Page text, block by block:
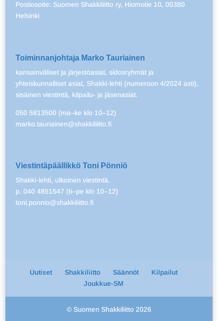
Postiosoite: Suomen Shakkiliitto ry, Hiomotie 10, 00380
Helsinki
Toiminnanjohtaja Marko Tauriainen
kansainväliset ja järjestöasiat, sidosryhmät ja
yhteiskunnalliset asiat, Shakki-lehti (numeroon 4/2024 asti),
sisäinen viestintä, kilpailu- ja jäsenasiat.
050 5813500 (ma–ke klo 10–12)
marko.tauriainen@shakkiliitto.fi
Viestintäpäällikkö Toni Pönniö
Shakki-lehti, ulkoinen viestintä.
p. 040 4851547 (ti–pe klo 10–12)
toni.ponnio@shakkiliitto.fi
Uutiset Shakkiliitto Säännöt
Kilpailut
Joukkue-SM
© Suomen Shakkiliitto 2026